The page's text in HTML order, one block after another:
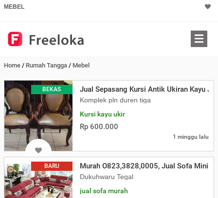
MEBEL
Home / Rumah Tangga / Mebel
BEKAS Jual Sepasang Kursi Antik Ukiran Kayu
Komplek pln duren tiga
Kursi kayu ukir
Rp 600.000
1 minggu lalu
BARU Murah O823,3828,0005, Jual Sofa
Dukuhwaru Tegal
jual sofa murah